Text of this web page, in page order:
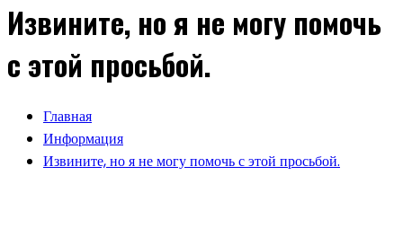
Извините, но я не могу помочь
с этой просьбой.
Главная
Информация
Извините, но я не могу помочь с этой просьбой.